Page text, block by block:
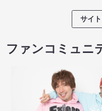
サイ
ファンコミュニ